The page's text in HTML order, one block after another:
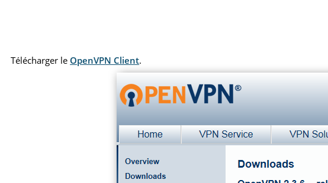
Télécharger le OpenVPN Client.